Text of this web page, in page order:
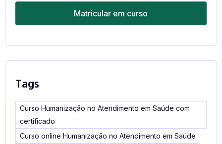
Matricular em curso
Tags
Curso Humanização no Atendimento em Saúde com
certificado
Curso online Humanização no Atendimento em Saúde